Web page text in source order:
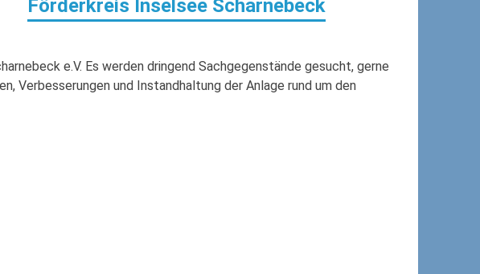
Förderkreis Inselsee Scharnebeck
e.V. Es werden dringend Sachgegenstände gesucht, gerne
Verbesserungen und Instandhaltung der Anlage rund um den